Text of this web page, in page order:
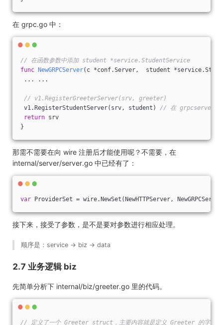
在 grpc.go 中：
// 在函数参数中添加 student *service.StudentService
func NewGRPCServer(c *conf.Server,  student
... ...
// v1.RegisterGreeterServer(srv, greeter)
v1.RegisterStudentServer(srv, student) // 在 grpcserver
return srv
}
那需不需要在向 wire 注册后才能使用呢？不需要，在
internal/server/server.go 中已经有了：
var ProviderSet = wire.NewSet(NewHTTPServer,
接下来，接受了参数，是不是要对参数进行相应处理。
顺序是：service -> biz -> data
2.7 业务逻辑 biz
先简单分析下 internal/biz/greeter.go 里的代码。
// 定义了一个 Greeter struct，主要内容就是定义 Greeter 的字段